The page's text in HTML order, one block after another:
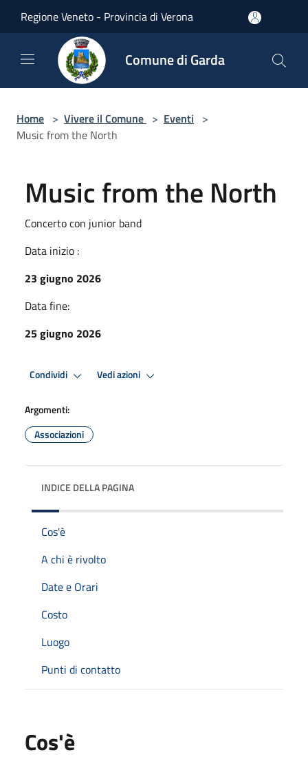
Regione Veneto - Provincia di Verona
Comune di Garda
Home > Vivere il Comune > Eventi >
Music from the North
Music from the North
Concerto con junior band
Data inizio :
23 giugno 2026
Data fine:
25 giugno 2026
Condividi Vedi azioni
Argomenti:
Associazioni
INDICE DELLA PAGINA
Cos'è
A chi è rivolto
Date e Orari
Costo
Luogo
Punti di contatto
Cos'è